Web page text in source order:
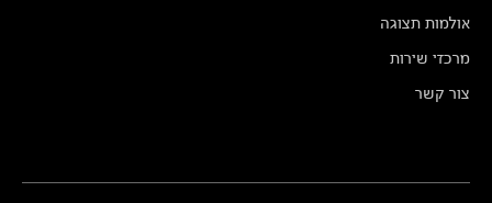
אולמות תצוגה
מרכזי שירות
צור קשר